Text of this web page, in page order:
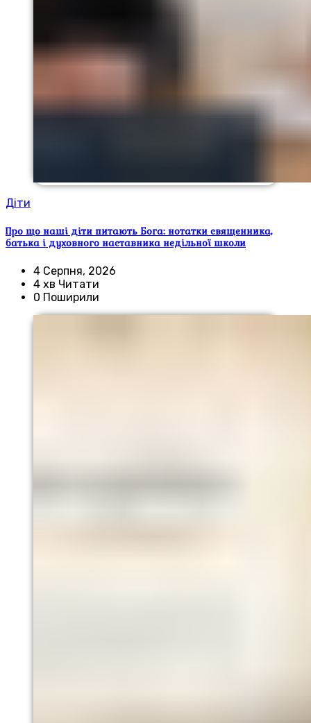
Діти
Про що наші діти питають Бога: нотатки священника,
батька і духовного наставника недільної школи
4 Серпня, 2026
4 хв Читати
0 Поширили